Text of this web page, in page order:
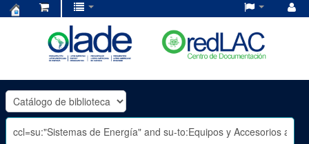
OLADE
-